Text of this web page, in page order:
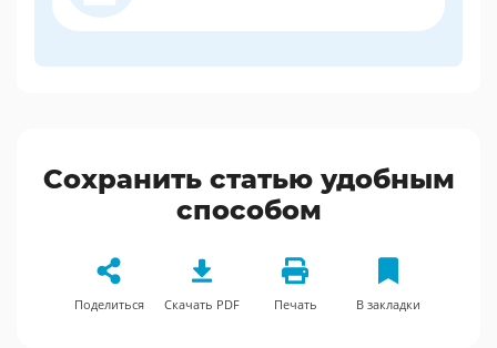
Сохранить статью удобным
способом
Поделиться Скачать PDF Печать В закладки